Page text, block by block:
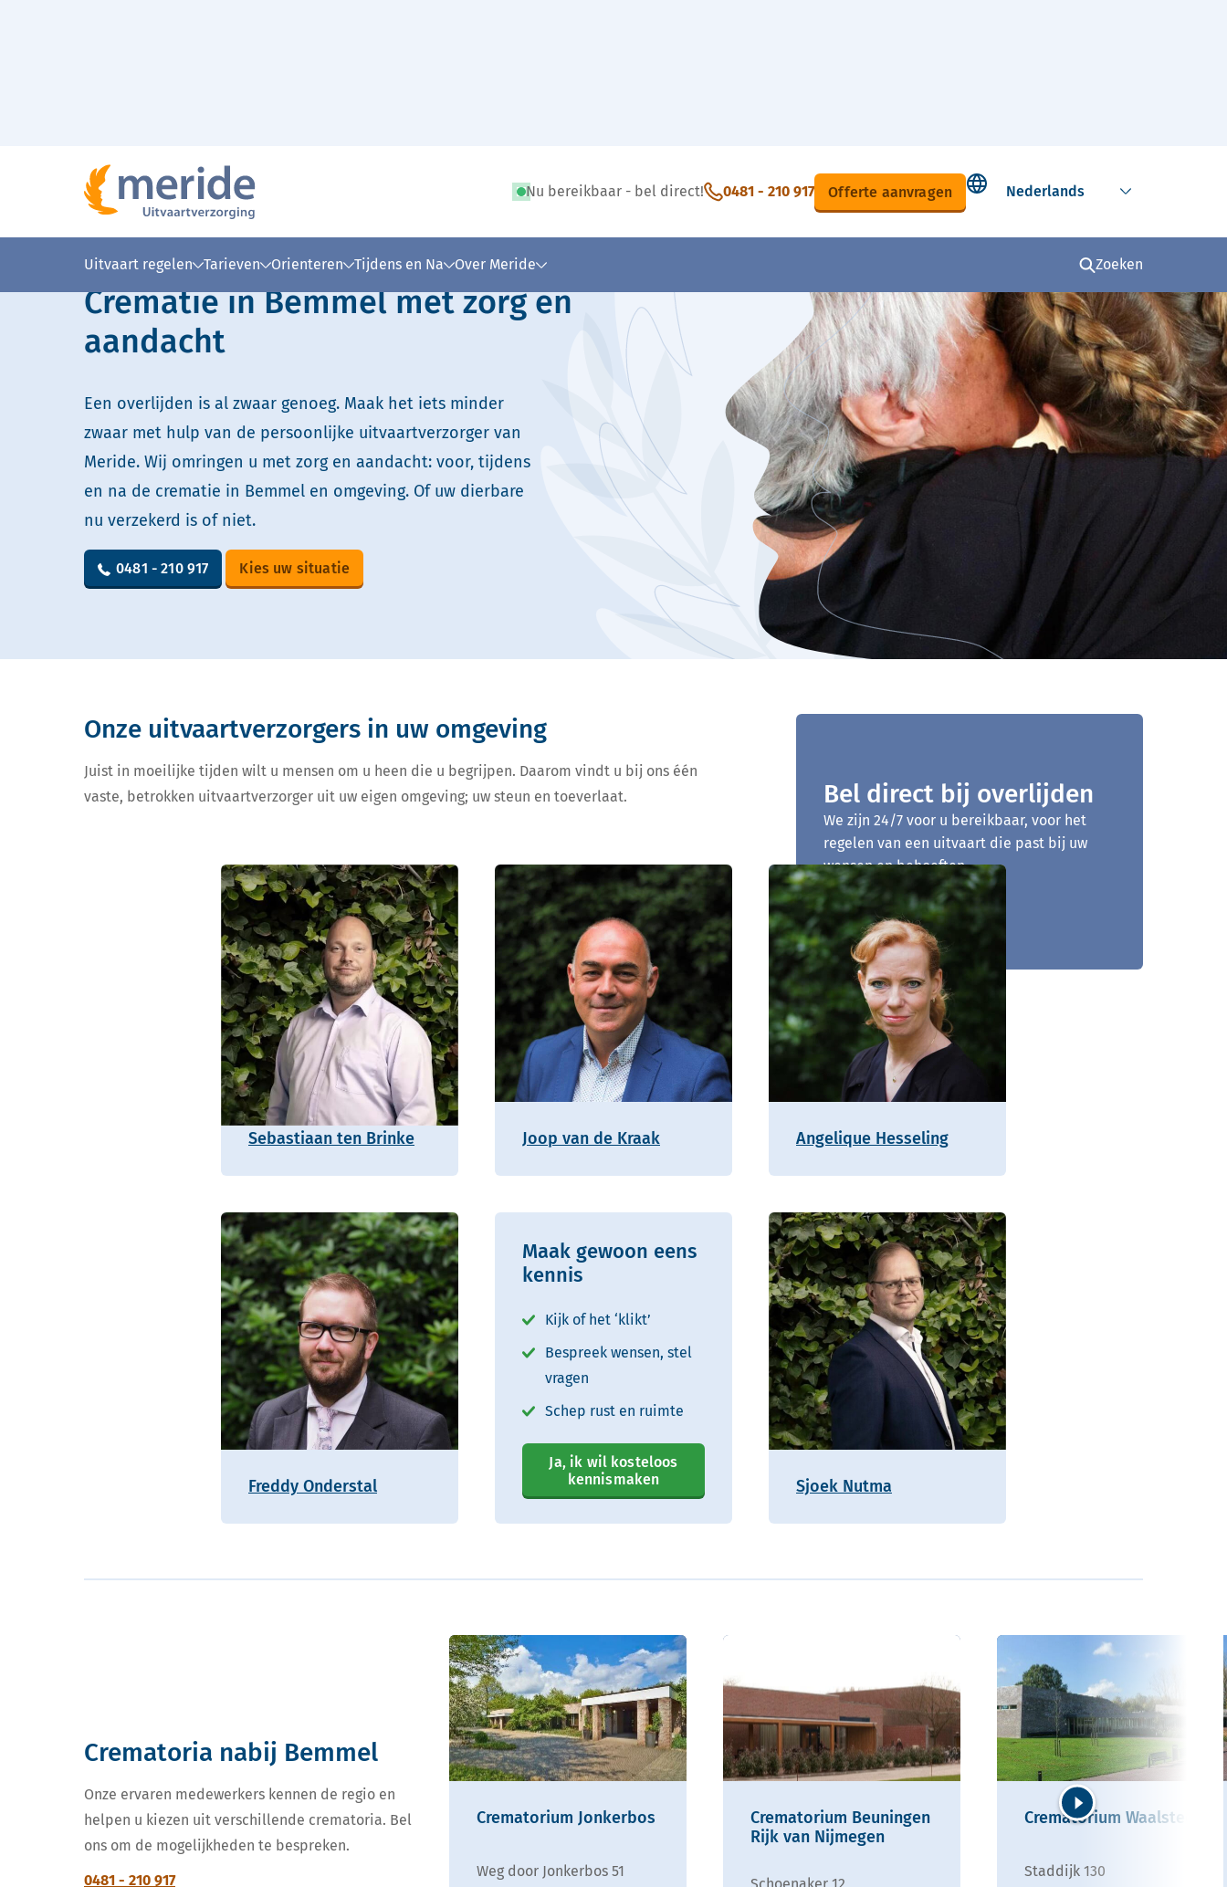
Nu bereikbaar - bel direct! 0481 - 210 917 Offerte aanvragen
Select language
Uitvaart regelen Tarieven Orienteren Tijdens en Na Over Meride Zoeken
Lees voor Uitleg woorden Simpele tekst
Crematie in Bemmel met zorg en
aandacht
Een overlijden is al zwaar genoeg. Maak het iets minder
zwaar met hulp van de persoonlijke uitvaartverzorger van
Meride. Wij omringen u met zorg en aandacht: voor, tijdens
en na de crematie in Bemmel en omgeving. Of uw dierbare
nu verzekerd is of niet.
0481 - 210 917 Kies uw situatie
Bel direct bij overlijden
We zijn 24/7 voor u bereikbaar, voor het
regelen van een uitvaart die past bij uw
wensen en behoeften.
0481 - 210 917
Onze uitvaartverzorgers in uw omgeving
Juist in moeilijke tijden wilt u mensen om u heen die u begrijpen. Daarom vindt u bij ons één
vaste, betrokken uitvaartverzorger uit uw eigen omgeving; uw steun en toeverlaat.
Sebastiaan ten Brinke Joop van de Kraak Angelique Hesseling
Freddy Onderstal
Maak gewoon eens
kennis
Kijk of het ‘klikt’
Bespreek wensen, stel
vragen
Schep rust en ruimte
Ja, ik wil kosteloos
kennismaken
Sjoek Nutma
Crematoria nabij Bemmel
Onze ervaren medewerkers kennen de regio en
helpen u kiezen uit verschillende crematoria. Bel
ons om de mogelijkheden te bespreken.
0481 - 210 917
Crematorium Jonkerbos
Weg door Jonkerbos 51
Crematorium Beuningen
Rijk van Nijmegen
Crematorium Waalstede
Staddijk 130